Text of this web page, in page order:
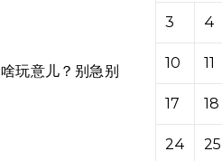
3 4
10 11
17 18
24 25